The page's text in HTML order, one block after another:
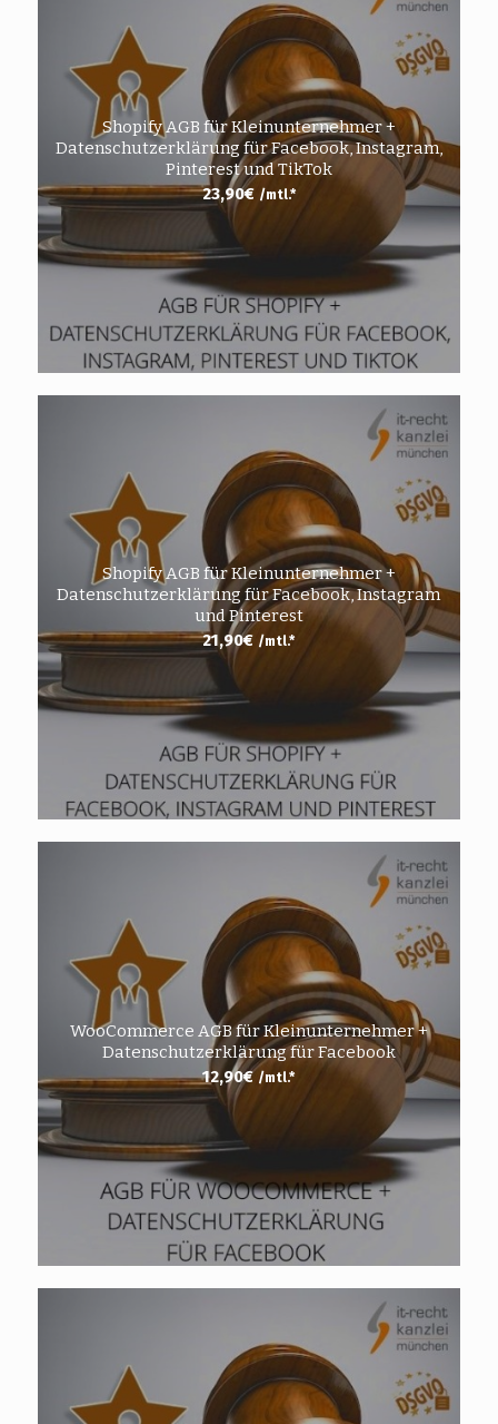
Shopify AGB für Kleinunternehmer +
Datenschutzerklärung für Facebook, Instagram,
Pinterest und TikTok
23,90€ /mtl.*
Shopify AGB für Kleinunternehmer +
Datenschutzerklärung für Facebook, Instagram
und Pinterest
21,90€ /mtl.*
WooCommerce AGB für Kleinunternehmer +
Datenschutzerklärung für Facebook
12,90€ /mtl.*